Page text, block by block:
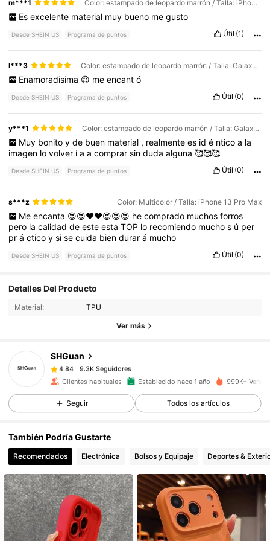
m***1 Color: estampado de leopardo marrón / Talla: iPhone 11
Es excelente material muy bueno me gusto
Desde SHEIN US Programa de puntos Útil (1)
l***3 Color: estampado de leopardo marrón / Talla: Galaxy A55 5G
Enamoradisima 😍 me encant ó
Desde SHEIN US Programa de puntos Útil (0)
y***1 Color: estampado de leopardo marrón / Talla: Galaxy S21 Ultra
Muy bonito y de buen material , realmente es id é ntico a la
imagen lovolver íaacomprarsindudaalguna🥰🥰🥰
Desde SHEIN US Programa de puntos Útil (0)
s***z Color: Multicolor / Talla: iPhone 13 Pro Max
Me encanta 😍😍❤️❤️😍😍😍 he comprado muchos forros
pero lacalidaddeesteestaTOP lo recomiendo muchos ú per
prácticoysisecuida biendurará mucho
Desde SHEIN US Programa de puntos Útil (0)
Detalles Del Producto
Material: TPU
Ver más
SHGuan
4.84 9.3K Seguidores
9.3K Seguidores
4.84 9.3K Seguidores
4.84 9.3K Seguidores
4.84
4.84 9.3K Seguidores
4.84 9.3K Seguidores
Clientes habituales Establecido hace 1 año 999K+
Seguir Todos los artículos
También Podría Gustarte
Recomendados Electrónica Bolsos y Equipaje Deportes &